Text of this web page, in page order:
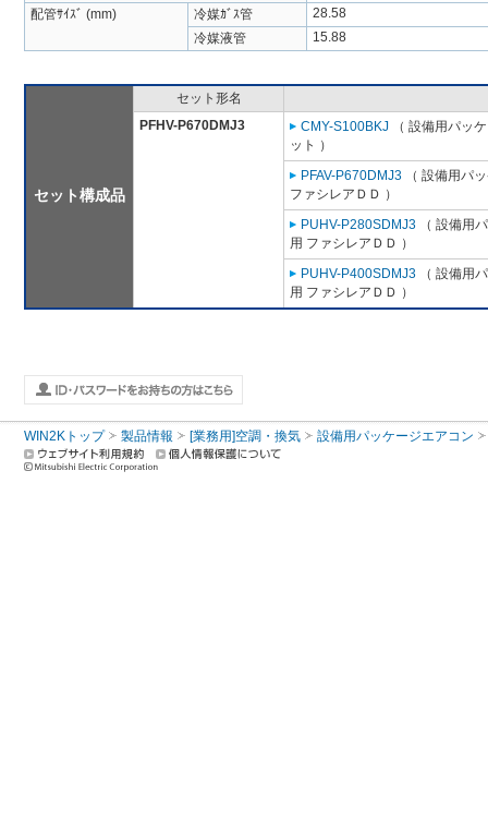
配管ｻｲｽﾞ (mm)
冷媒ｶﾞｽ管
28.58
冷媒液管
15.88
セット構成品
セット形名
PFHV-P670DMJ3
CMY-S100BKJ （ 設備用パッ
ット ）
PFAV-P670DMJ3 （ 設備用パ
ファシレアＤＤ ）
PUHV-P280SDMJ3 （ 設備用
用 ファシレアＤＤ ）
PUHV-P400SDMJ3 （ 設備用
用 ファシレアＤＤ ）
WIN2Kトップ 製品情報 [業務用]空調・換気 設備用パッケージエアコン